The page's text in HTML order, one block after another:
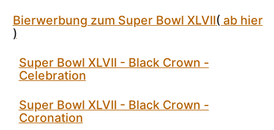
Bierwerbung zum Super Bowl XLVII( ab hier
)
Super Bowl XLVII - Black Crown -
Celebration
Super Bowl XLVII - Black Crown -
Coronation